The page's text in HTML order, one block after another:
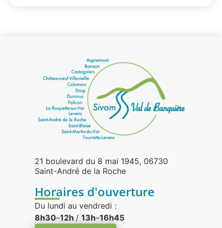
21 boulevard du 8 mai 1945, 06730
Saint-André de la Roche
Horaires d'ouverture
Du lundi au vendredi :
8h30–12h / 13h–16h45